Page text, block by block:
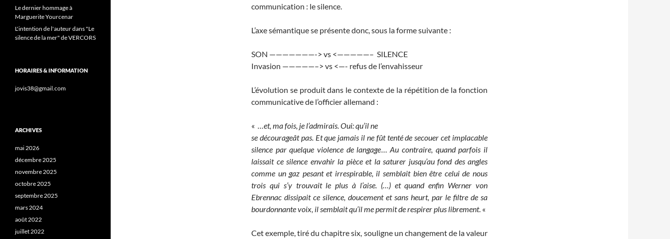
communication : le silence.
L’axe sémantique se présente donc, sous la forme suivante :
SON ———————-> vs <—————– SILENCE
Invasion —————–> vs <—- refus de l’envahisseur
L’évolution se produit dans le contexte de la répétition de la fonction
communicative de l’officier allemand :
« …et, ma fois, je l’admirais. Oui: qu’il ne
se décourageât pas. Et que jamais il ne fût tenté de secouer cet implacable
silence par quelque violence de langage… Au contraire, quand parfois il
laissait ce silence envahir la pièce et la saturer jusqu’au fond des angles
comme un gaz pesant et irrespirable, il semblait bien être celui de nous
trois qui s’y trouvait le plus à l’aise. (…) et quand enfin Werner von
Ebrennac dissipait ce silence, doucement et sans heurt, par le filtre de sa
bourdonnante voix, il semblait qu’il me permit de respirer plus librement. «
Cet exemple, tiré du chapitre six, souligne un changement de la valeur
Le dernier hommage à
Marguerite Yourcenar
L'intention de l'auteur dans "Le
silence de la mer" de VERCORS
HORAIRES & INFORMATION
jovis38@gmail.com
ARCHIVES
mai 2026
décembre 2025
novembre 2025
octobre 2025
septembre 2025
mars 2024
août 2022
juillet 2022